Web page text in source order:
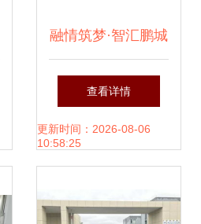
融情筑梦·智汇鹏城
2025年第四届深圳
高校台湾师生嘉年
查看详情
更新时间：2026-08-06
10:58:25